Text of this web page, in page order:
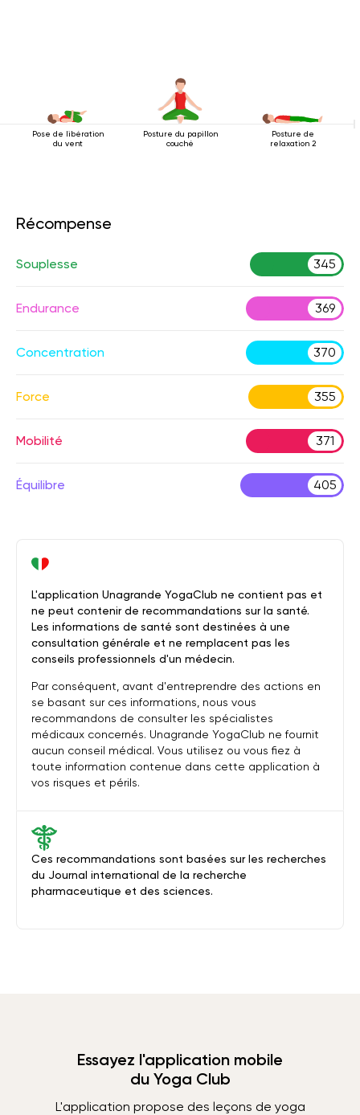
Pose de libération
du vent
Posture du papillon
couché
Posture de
relaxation 2
Récompense
Souplesse 345
Endurance 369
Concentration 370
Force 355
Mobilité 371
Équilibre 405
Ces recommandations sont basées sur les recherches
du Journal international de la recherche
pharmaceutique et des sciences.
L'application Unagrande YogaClub ne contient pas et
ne peut contenir de recommandations sur la santé.
Les informations de santé sont destinées à une
consultation générale et ne remplacent pas les
conseils professionnels d'un médecin.
Par conséquent, avant d'entreprendre des actions en
se basant sur ces informations, nous vous
recommandons de consulter les spécialistes
médicaux concernés. Unagrande YogaClub ne fournit
aucun conseil médical. Vous utilisez ou vous fiez à
toute information contenue dans cette application à
vos risques et périls.
Essayez l'application mobile
du Yoga Club
L'application propose des leçons de yoga